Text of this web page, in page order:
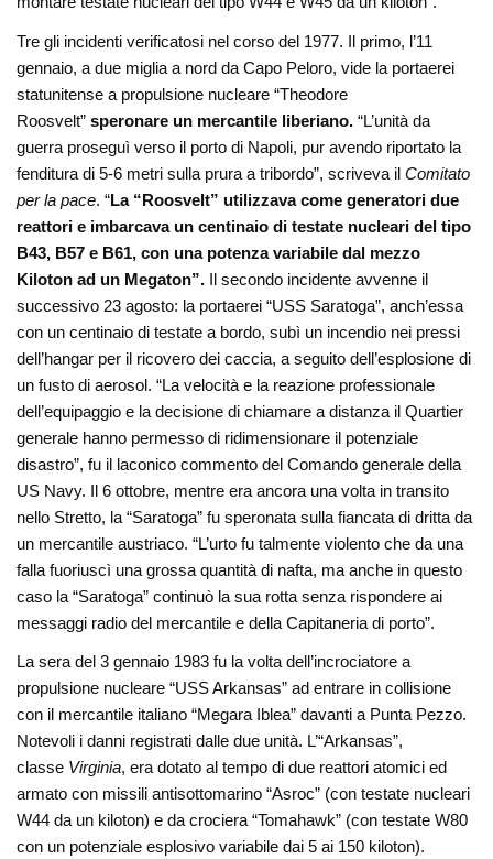
Tre gli incidenti verificatosi nel corso del 1977. Il primo, l’11
gennaio, a due miglia a nord da Capo Peloro, vide la portaerei
statunitense a propulsione nucleare “Theodore
Roosvelt”speronare un mercantile liberiano. “L’unità da
guerra proseguì verso il porto di Napoli, pur avendo riportato la
fenditura di 5-6 metri sulla prura a tribordo”, scriveva ilComitato
per la pace. “La “Roosvelt” utilizzava come generatori due
reattori e imbarcava un centinaio di testate nucleari del tipo
B43, B57 e B61, con una potenza variabile dal mezzo
Kiloton ad un Megaton”. Il secondo incidente avvenne il
successivo 23 agosto: la portaerei “USS Saratoga”, anch’essa
con un centinaio di testate a bordo, subì un incendio nei pressi
dell’hangar per il ricovero dei caccia, a seguito dell’esplosione di
un fusto di aerosol. “La velocità e la reazione professionale
dell’equipaggio e la decisione di chiamare a distanza il Quartier
generale hanno permesso di ridimensionare il potenziale
disastro”, fu il laconico commento del Comando generale della
US Navy. Il 6 ottobre, mentre era ancora una volta in transito
nello Stretto, la “Saratoga” fu speronata sulla fiancata di dritta da
un mercantile austriaco. “L’urto fu talmente violento che da una
falla fuoriuscì una grossa quantità di nafta, ma anche in questo
caso la “Saratoga” continuò la sua rotta senza rispondere ai
messaggi radio del mercantile e della Capitaneria di porto”.
La sera del 3 gennaio 1983 fu la volta dell’incrociatore a
propulsione nucleare “USS Arkansas” ad entrare in collisione
con il mercantile italiano “Megara Iblea” davanti a Punta Pezzo.
Notevoli i danni registrati dalle due unità. L’“Arkansas”,
classe Virginia, era dotato al tempo di due reattori atomici ed
armato con missili antisottomarino “Asroc” (con testate nucleari
W44 da un kiloton) e da crociera “Tomahawk” (con testate W80
con un potenziale esplosivo variabile dai 5 ai 150 kiloton).